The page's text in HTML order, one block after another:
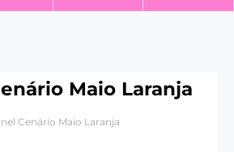
Maio Laranja
Cenário Maio Laranja